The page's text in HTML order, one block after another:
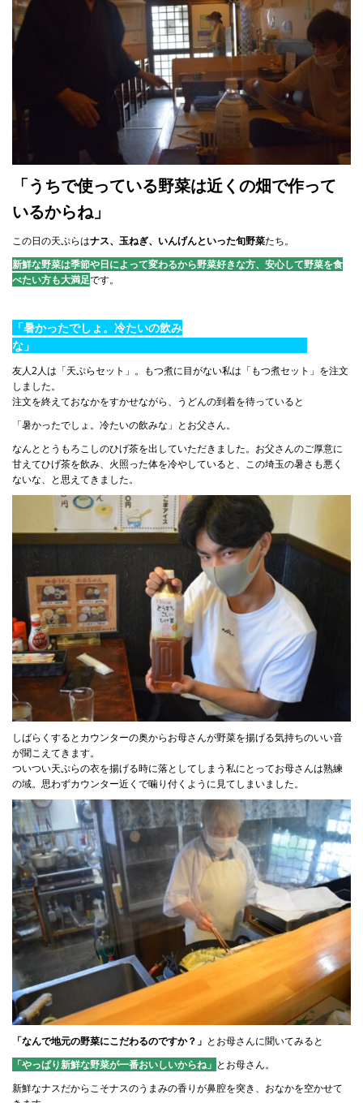
「うちで使っている野菜は近くの畑で作って
いるからね」
この日の天ぷらはナス、玉ねぎ、いんげんといった旬野菜たち。
新鮮な野菜は季節や日によって変わるから野菜好きな方、安心して野菜を食
べたい方も大満足です。
「暑かったでしょ。冷たいの飲み
な」
友人2人は「天ぷらセット」。もつ煮に目がない私は「もつ煮セット」を注文
しました。
注文を終えておなかをすかせながら、うどんの到着を待っていると
「暑かったでしょ。冷たいの飲みな」とお父さん。
なんととうもろこしのひげ茶を出していただきました。お父さんのご厚意に
甘えてひげ茶を飲み、火照った体を冷やしていると、この埼玉の暑さも悪く
ないな、と思えてきました。
しばらくするとカウンターの奥からお母さんが野菜を揚げる気持ちのいい音
が聞こえてきます。
ついつい天ぷらの衣を揚げる時に落としてしまう私にとってお母さんは熟練
の域。思わずカウンター近くで噛り付くように見てしまいました。
「なんで地元の野菜にこだわるのですか？」 とお母さんに聞いてみると
「やっぱり新鮮な野菜が一番おいしいからね」 とお母さん。
新鮮なナスだからこそナスのうまみの香りが鼻腔を突き、おなかを空かせて